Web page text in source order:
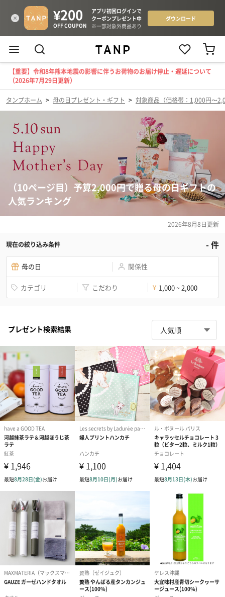
【重要】令和8年熊本地震の影響に伴うお荷物のお届け停止・遅延について
（2026年7月29日更新）
タンプホーム > 母の日プレゼント・ギフト > 対象商品（価格帯：1,000円〜
（10ページ目）予算2,000円で贈る母の日ギフトの
人気ランキング
2026年8月8日更新
現在の絞り込み条件 -件
母の日 関係性
カテゴリ こだわり ¥ 1,000 ~ 2,000
プレゼント検索結果